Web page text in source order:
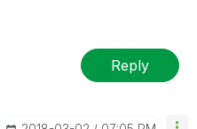
Reply